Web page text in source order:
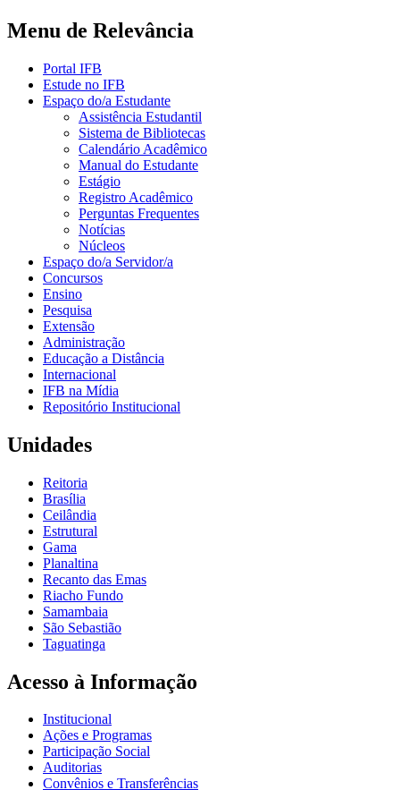
Menu de Relevância
Portal IFB
Estude no IFB
Espaço do/a Estudante
Assistência Estudantil
Sistema de Bibliotecas
Calendário Acadêmico
Manual do Estudante
Estágio
Registro Acadêmico
Perguntas Frequentes
Notícias
Núcleos
Espaço do/a Servidor/a
Concursos
Ensino
Pesquisa
Extensão
Administração
Educação a Distância
Internacional
IFB na Mídia
Repositório Institucional
Unidades
Reitoria
Brasília
Ceilândia
Estrutural
Gama
Planaltina
Recanto das Emas
Riacho Fundo
Samambaia
São Sebastião
Taguatinga
Acesso à Informação
Institucional
Ações e Programas
Participação Social
Auditorias
Convênios e Transferências